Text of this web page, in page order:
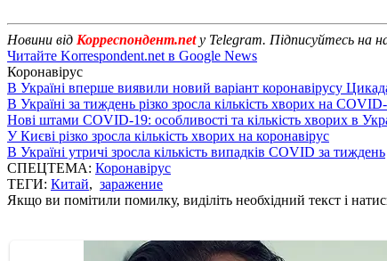
Новини від Корреспондент.netу Telegram. Підписуйтесь на
Читайте Korrespondent.net в Google News
Коронавірус
В Україні вперше виявили новий варіант коронавірусу
В Україні за тиждень різко зросла кількість хворих на
Нові штами COVID-19: особливості та кількість хворих в
У Києві різко зросла кількість хворих на коронавірус
В Україні утричі зросла кількість випадків COVID за тиждень
СПЕЦТЕМА: Коронавірус
ТЕГИ: Китай, заражение
Якщо ви помітили помилку, виділіть необхідний текст і